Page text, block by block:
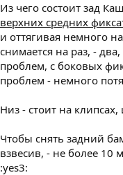
Из чего состоит зад
верхних средних
и оттягивая немного
снимается на раз, -
проблем, с боковых
проблем - немного
Низ - стоит на
Чтобы снять задний
взвесив, - не более 10
:yes3: